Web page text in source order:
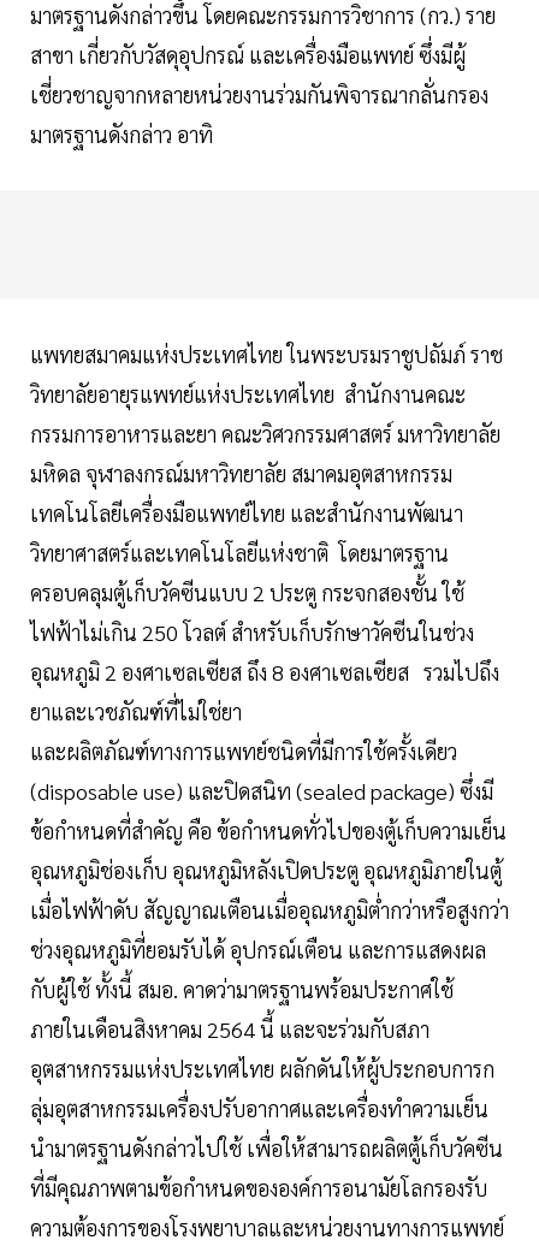
มาตรฐานดังกล่าวขึ้น โดยคณะกรรมการวิชาการ (กว.) ราย
สาขา เกี่ยวกับวัสดุอุปกรณ์ และเครื่องมือแพทย์ ซึ่งมีผู้
เชี่ยวชาญจากหลายหน่วยงานร่วมกันพิจารณากลั่นกรอง
มาตรฐานดังกล่าว อาทิ
แพทยสมาคมแห่งประเทศไทย ในพระบรมราชูปถัมภ์ ราช
วิทยาลัยอายุรแพทย์แห่งประเทศไทย สำนักงานคณะ
กรรมการอาหารและยา คณะวิศวกรรมศาสตร์ มหาวิทยาลัย
มหิดล จุฬาลงกรณ์มหาวิทยาลัย สมาคมอุตสาหกรรม
เทคโนโลยีเครื่องมือแพทย์ไทย และสำนักงานพัฒนา
วิทยาศาสตร์และเทคโนโลยีแห่งชาติ โดยมาตรฐาน
ครอบคลุมตู้เก็บวัคซีนแบบ 2 ประตู กระจกสองชั้น ใช้
ไฟฟ้าไม่เกิน 250 โวลต์ สำหรับเก็บรักษาวัคซีนในช่วง
อุณหภูมิ 2 องศาเซลเซียส ถึง 8 องศาเซลเซียส รวมไปถึง
ยาและเวชภัณฑ์ที่ไม่ใช่ยา
และผลิตภัณฑ์ทางการแพทย์ชนิดที่มีการใช้ครั้งเดียว
(disposable use) และปิดสนิท (sealed package) ซึ่งมี
ข้อกำหนดที่สำคัญ คือ ข้อกำหนดทั่วไปของตู้เก็บความเย็น
อุณหภูมิช่องเก็บ อุณหภูมิหลังเปิดประตู อุณหภูมิภายในตู้
เมื่อไฟฟ้าดับ สัญญาณเตือนเมื่ออุณหภูมิต่ำกว่าหรือสูงกว่า
ช่วงอุณหภูมิที่ยอมรับได้ อุปกรณ์เตือน และการแสดงผล
กับผู้ใช้ ทั้งนี้ สมอ. คาดว่ามาตรฐานพร้อมประกาศใช้
ภายในเดือนสิงหาคม 2564 นี้ และจะร่วมกับสภา
อุตสาหกรรมแห่งประเทศไทย ผลักดันให้ผู้ประกอบการก
ลุ่มอุตสาหกรรมเครื่องปรับอากาศและเครื่องทำความเย็น
นำมาตรฐานดังกล่าวไปใช้ เพื่อให้สามารถผลิตตู้เก็บวัคซีน
ที่มีคุณภาพตามข้อกำหนดขององค์การอนามัยโลกรองรับ
ความต้องการของโรงพยาบาลและหน่วยงานทางการแพทย์